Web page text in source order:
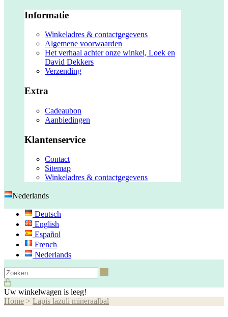
Informatie
Winkeladres & contactgegevens
Algemene voorwaarden
Het verhaal achter onze winkel, Loek en
David Dekkers
Verzending
Extra
Cadeaubon
Aanbiedingen
Klantenservice
Contact
Sitemap
Winkeladres & contactgegevens
Nederlands
Deutsch
English
Español
French
Nederlands
Uw winkelwagen is leeg!
Home > Lapis lazuli mineraalbal